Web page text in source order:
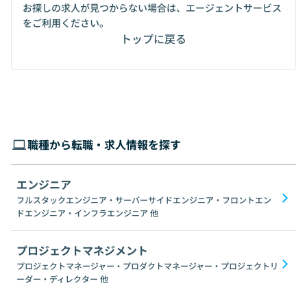
お探しの求人が見つからない場合は、エージェントサービス
をご利用ください。
トップに戻る
職種から転職・求人情報を探す
エンジニア
フルスタックエンジニア・サーバーサイドエンジニア・フロントエン
ドエンジニア・インフラエンジニア 他
プロジェクトマネジメント
プロジェクトマネージャー・プロダクトマネージャー・プロジェクトリ
ーダー・ディレクター 他